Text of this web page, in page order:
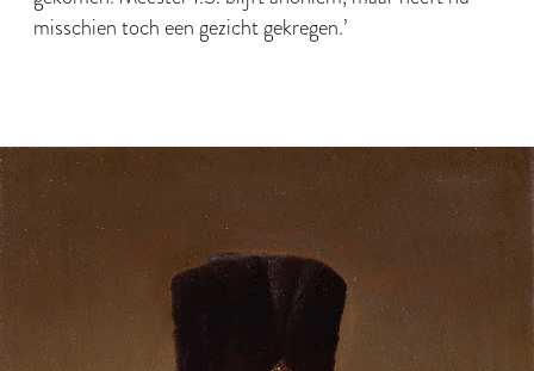
misschien toch een gezicht gekregen.’